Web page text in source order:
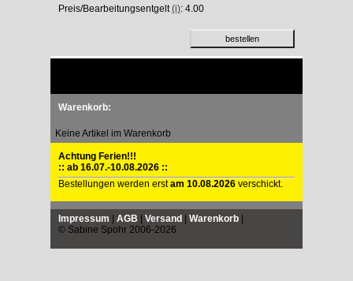
Preis/Bearbeitungsentgelt(i): 4.00
Warenkorb:
Keine Artikel im Warenkorb
Achtung Ferien!!!
:: ab 16.07.-10.08.2026 ::
Bestellungen werden erstam 10.08.2026 verschickt.
Impressum | AGB | Versand | Warenkorb |
© Sabine Spohr 2006-2026